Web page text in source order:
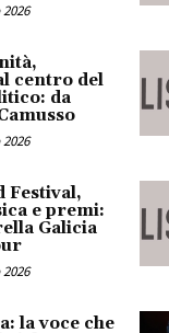
centro del
da
Festival,
e premi:
Galicia
la voce che